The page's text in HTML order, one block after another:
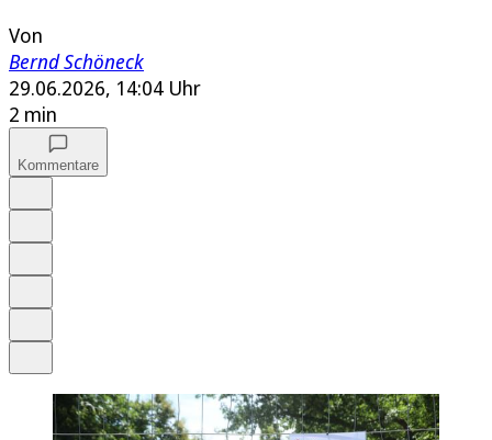
Von
Bernd Schöneck
29.06.2026, 14:04 Uhr
2 min
Kommentare